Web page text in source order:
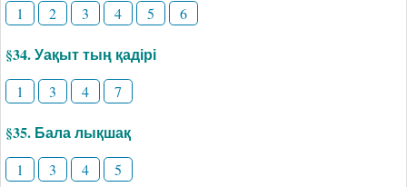
1 2 3 4 5 6
§34. Уақыт тың қадірі
1 3 4 7
§35. Бала лықшақ
1 3 4 5